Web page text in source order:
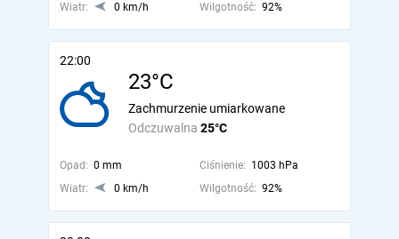
Wiatr:
0 km/h Wilgotność: 92%
22:00
23°C
Odczuwalna 25°C
Zachmurzenie umiarkowane
Opad: 0 mm Ciśnienie: 1003 hPa
Wiatr:
0 km/h Wilgotność: 92%